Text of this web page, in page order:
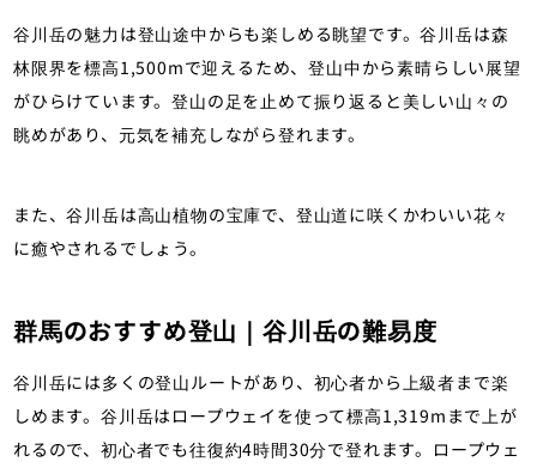
谷川岳の魅力は登山途中からも楽しめる眺望です。谷川岳は森
林限界を標高1,500mで迎えるため、登山中から素晴らしい展望
がひらけています。登山の足を止めて振り返ると美しい山々の
眺めがあり、元気を補充しながら登れます。
また、谷川岳は高山植物の宝庫で、登山道に咲くかわいい花々
に癒やされるでしょう。
群馬のおすすめ登山｜谷川岳の難易度
谷川岳には多くの登山ルートがあり、初心者から上級者まで楽
しめます。谷川岳はロープウェイを使って標高1,319mまで上が
れるので、初心者でも往復約4時間30分で登れます。ロープウェ